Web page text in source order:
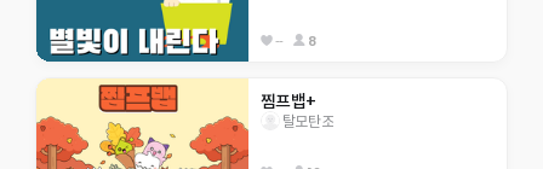
-- 8
찜프뱁+
탈모탄조